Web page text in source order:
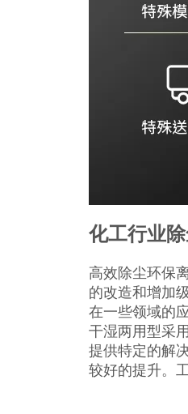
化工行业
高效除尘环保
的改造和增加
在一些领域的
干湿两用型采
提供特定的解
较好的提升。